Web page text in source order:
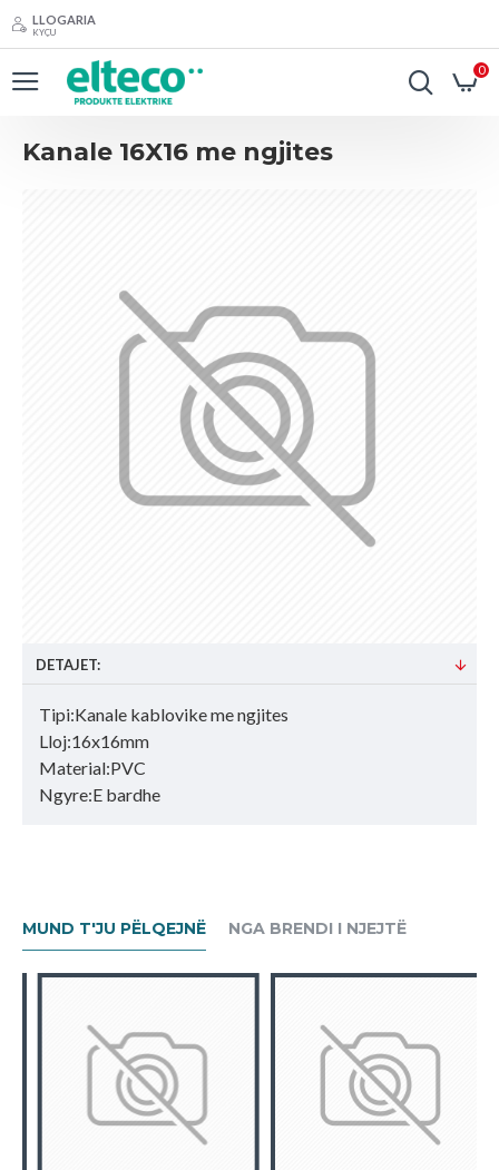
LLOGARIA
KYÇU
0
Kanale 16X16 me ngjites
DETAJET:
Tipi:Kanale kablovike me ngjites
Lloj:16x16mm
Material:PVC
Ngyre:E bardhe
MUND T'JU PËLQEJNË NGA BRENDI I NJEJTË